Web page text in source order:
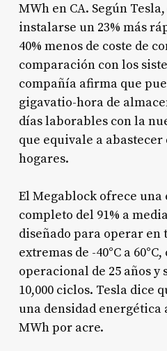
MWh en CA. Según
instalarse un 23% más
40% menos de coste de
comparación con los
compañía afirma que
gigavatio-hora de
días laborables con la
que equivale a abastecer
hogares.
El Megablock ofrece
completo del 91% a
diseñado para operar en
extremas de -40°C a
operacional de 25 años y
10,000 ciclos. Tesla dice
una densidad energética
MWh por acre.